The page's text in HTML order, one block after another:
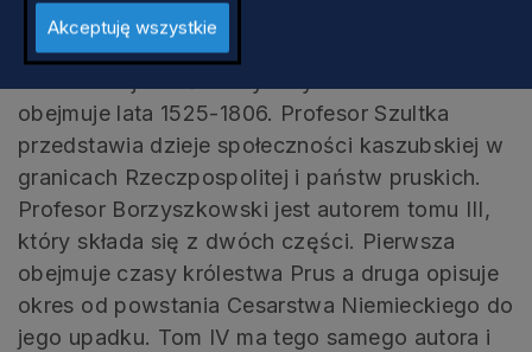
średniowieczne dzieje Kaszubów. Jego treść
nareszcie uzyskuje kompletny wyraz na tle
obejmuje lata 1525-1806. Profesor Szultka
przedstawia dzieje społeczności kaszubskiej w
granicach Rzeczpospolitej i państw pruskich.
Profesor Borzyszkowski jest autorem tomu III,
który składa się z dwóch części. Pierwsza
obejmuje czasy królestwa Prus a druga opisuje
okres od powstania Cesarstwa Niemieckiego do
jego upadku. Tom IV ma tego samego autora i
Akceptuję wszystkie